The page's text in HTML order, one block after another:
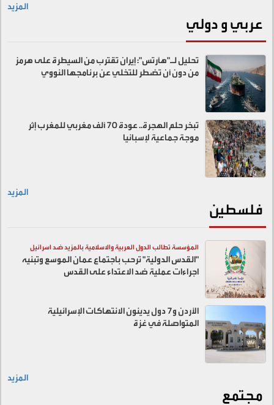
المزيد
عربي و دولي
تحليل لـ"هآرتس": إيران تقترب من السيطرة على هرمز
من دون أن تضطر للتخلي عن برنامجها النووي
تبخر حلم الهجرة.. عودة 70 ألف مغربي للمغرب إثر
موجة جماعية لإسبانيا
المزيد
فلسطين
المؤسسة تطالب الدول العربية والاسلامية بالمزيد ضد اسرائيل
"القدس الدولية" ترحب باجتماع عمان الموسع وتبنيه
اجراءات عملية ضد الاعتداء على القدس
الأردن و7 دول يدينون الانتهاكات الإسرائيلية
المتواصلة في غزة
المزيد
مجتمع